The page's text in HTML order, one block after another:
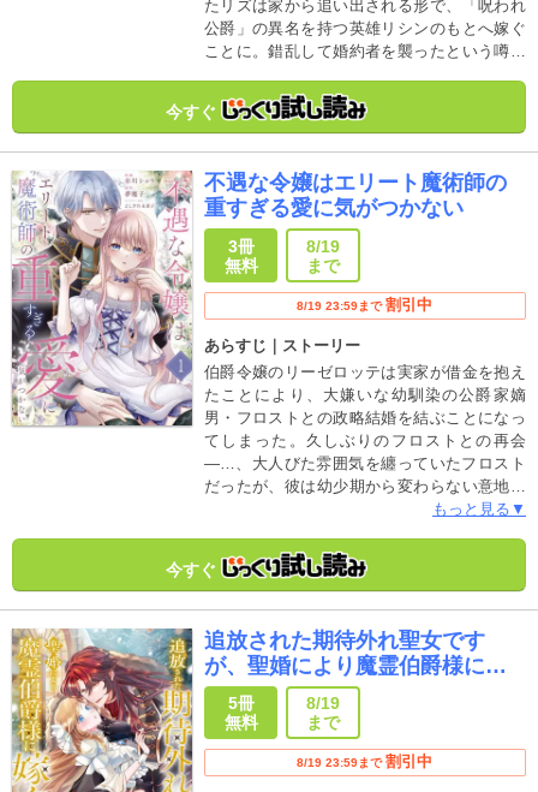
たリズは家から追い出される形で、「呪われ
公爵」の異名を持つ英雄リシンのもとへ嫁ぐ
ことに。錯乱して婚約者を襲ったという噂を
みを誰にも理解されてこなかった二人が、最
愛の人と一緒になったことで幸せになるロマ
今すぐ
不遇な令嬢はエリート魔術師の
重すぎる愛に気がつかない
3冊
無料
8/19
まで
8/19 23:59まで 割引中
あらすじ｜ストーリー
伯爵令嬢のリーゼロッテは実家が借金を抱え
たことにより、大嫌いな幼馴染の公爵家嫡
男・フロストとの政略結婚を結ぶことになっ
てしまった。久しぶりのフロストとの再会
―…、大人びた雰囲気を纏っていたフロスト
だったが、彼は幼少期から変わらない意地悪
な態度でリーゼロッテに迫ってくる。耐えき
されたくないと婚約解消と家出を決意。そん
なリーゼロッテは家出先の魔道具店で正体不
お前は僕から逃げられない運命なんだよ」幼
馴染から逃げたい不遇令嬢と初恋を拗らせた
執着令息の愛が重いすれ違いラブロマンス
もっと見る▼
今すぐ
追放された期待外れ聖女です
が、聖婚により魔霊伯爵様に嫁
ぐことになりました
5冊
無料
8/19
まで
8/19 23:59まで 割引中